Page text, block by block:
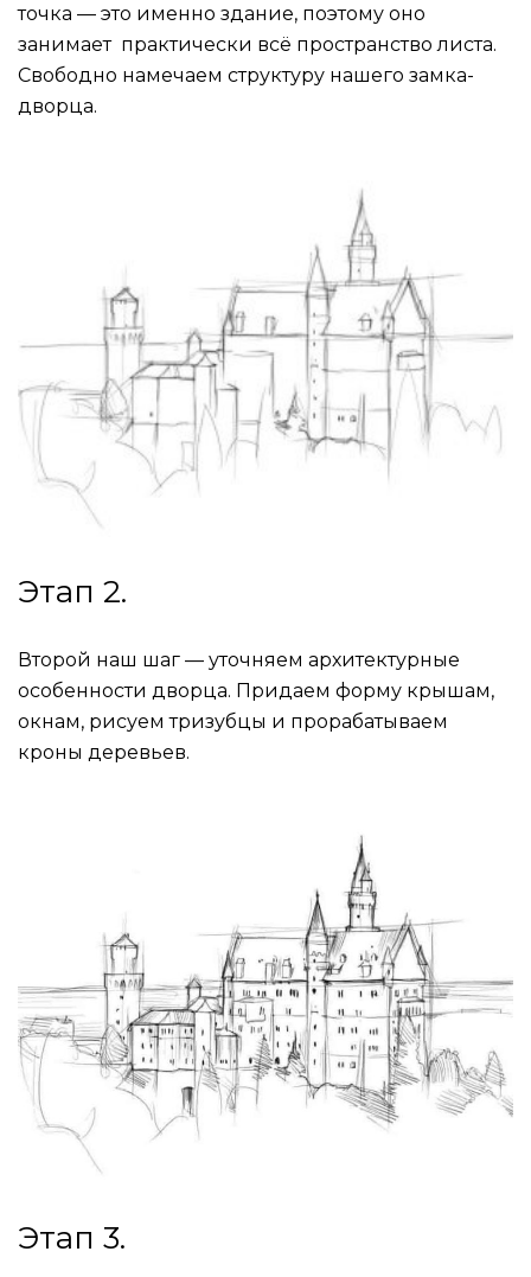
точка — это именно здание, поэтому оно
занимает практически всё пространство листа.
Свободно намечаем структуру нашего замка-
дворца.
Этап 2.
Второй наш шаг — уточняем архитектурные
особенности дворца. Придаем форму крышам,
окнам, рисуем тризубцы и прорабатываем
кроны деревьев.
Этап 3.